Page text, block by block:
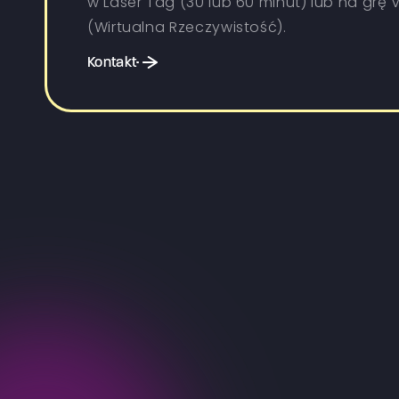
w Laser Tag (30 lub 60 minut) lub na grę
(Wirtualna Rzeczywistość).
Kontakt